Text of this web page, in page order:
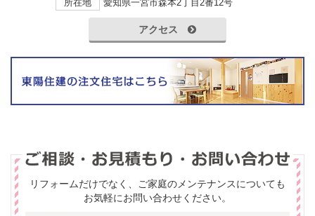
所在地
愛知県一宮市森本2丁目2番12号
アクセス
リフォームだけでなく、ご家庭のメンテナンスについても
お気軽にお問い合わせください。